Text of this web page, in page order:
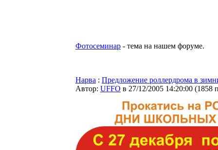
Фотосеминар - тема на нашем форуме.
Нарва : Предложение роллердрома в
Автор: UFFO в 27/12/2005 14:20:00 (1858